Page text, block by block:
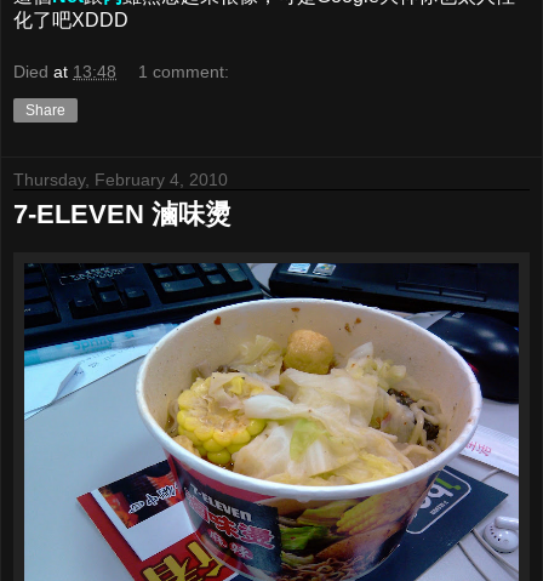
化了吧XDDD
Died at 13:48 1 comment:
Share
Thursday, February 4, 2010
7-ELEVEN 滷味燙